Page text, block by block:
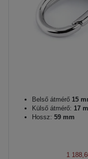
Belső átmérő 15
Külső átmérő: 17
Hossz: 59 mm
1